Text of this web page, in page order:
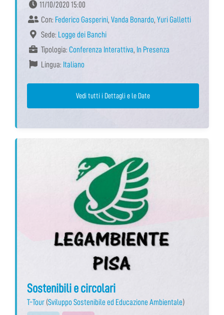
11/10/2020 15:00
Con: Federico Gasperini, Vanda Bonardo, Yuri Galletti
Sede: Logge dei Banchi
Tipologia: Conferenza Interattiva, In Presenza
Lingua: Italiano
Vedi tutti i Dettagli e le Date
Sostenibili e circolari
T-Tour (Sviluppo Sostenibile ed Educazione Ambientale)